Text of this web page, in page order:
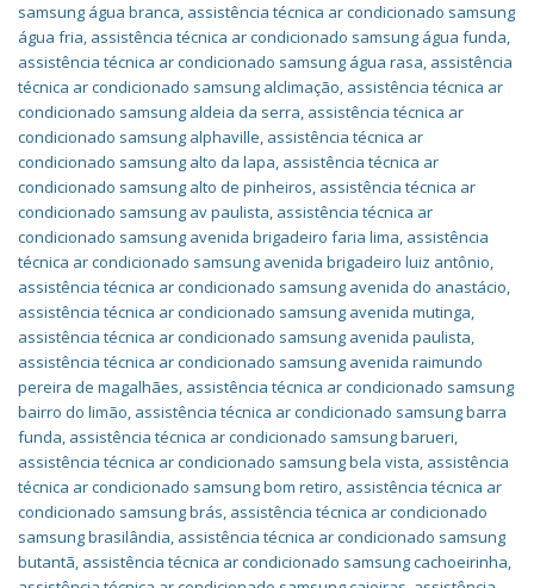
samsung água branca, assistência técnica ar condicionado samsung
água fria, assistência técnica ar condicionado samsung água funda,
assistência técnica ar condicionado samsung água rasa, assistência
técnica ar condicionado samsung alclimação, assistência técnica ar
condicionado samsung aldeia da serra, assistência técnica ar
condicionado samsung alphaville, assistência técnica ar
condicionado samsung alto da lapa, assistência técnica ar
condicionado samsung alto de pinheiros, assistência técnica ar
condicionado samsung av paulista, assistência técnica ar
condicionado samsung avenida brigadeiro faria lima, assistência
técnica ar condicionado samsung avenida brigadeiro luiz antônio,
assistência técnica ar condicionado samsung avenida do anastácio,
assistência técnica ar condicionado samsung avenida mutinga,
assistência técnica ar condicionado samsung avenida paulista,
assistência técnica ar condicionado samsung avenida raimundo
pereira de magalhães, assistência técnica ar condicionado samsung
bairro do limão, assistência técnica ar condicionado samsung barra
funda, assistência técnica ar condicionado samsung barueri,
assistência técnica ar condicionado samsung bela vista, assistência
técnica ar condicionado samsung bom retiro, assistência técnica ar
condicionado samsung brás, assistência técnica ar condicionado
samsung brasilândia, assistência técnica ar condicionado samsung
butantã, assistência técnica ar condicionado samsung cachoeirinha,